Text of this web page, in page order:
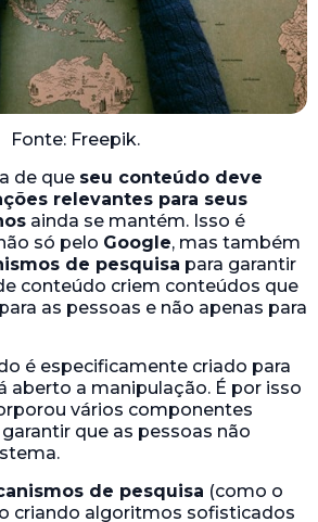
Fonte: Freepik.
de que seu conteúdo deve
relevantes para seus
ainda se mantém. Isso é
só pelo Google, mas também
de pesquisa para garantir
conteúdo criem conteúdos que
as pessoas e não apenas para
é especificamente criado para
aberto a manipulação. É por isso
vários componentes
que as pessoas não
de pesquisa (como o
criando algoritmos sofisticados